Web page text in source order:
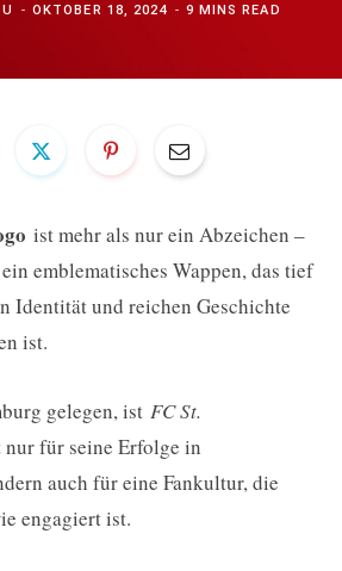
OKTOBER 18, 2024 9 MINS READ
ist mehr als nur ein Abzeichen –
emblematisches Wappen, das tief
Identität und reichen Geschichte
ist.
gelegen, ist FC St.
für seine Erfolge in
auch für eine Fankultur, die
engagiert ist.